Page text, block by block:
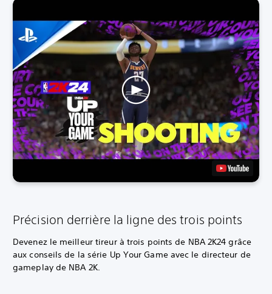
Précision derrière la ligne des trois points
Devenez le meilleur tireur à trois points de NBA 2K24 grâce
aux conseils de la série Up Your Game avec le directeur de
gameplay de NBA 2K.